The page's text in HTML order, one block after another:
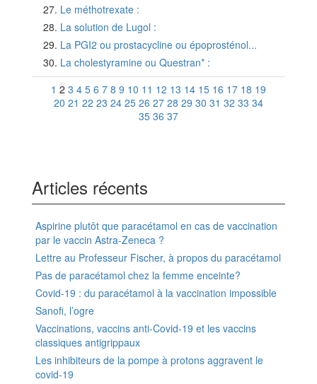
Le méthotrexate :
La solution de Lugol :
La PGI2 ou prostacycline ou époprosténol...
La cholestyramine ou Questran* :
1 2 3 4 5 6 7 8 9 10 11 12 13 14 15 16 17 18 19
20 21 22 23 24 25 26 27 28 29 30 31 32 33 34
35 36 37
Articles récents
Aspirine plutôt que paracétamol en cas de vaccination
par le vaccin Astra-Zeneca ?
Lettre au Professeur Fischer, à propos du paracétamol
Pas de paracétamol chez la femme enceinte?
Covid-19 : du paracétamol à la vaccination impossible
Sanofi, l’ogre
Vaccinations, vaccins anti-Covid-19 et les vaccins
classiques antigrippaux
Les inhibiteurs de la pompe à protons aggravent le
covid-19